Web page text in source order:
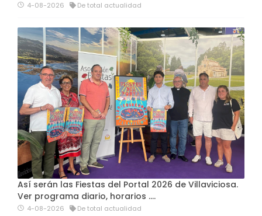
4-08-2026 De total actualidad
Así serán las Fiestas del Portal 2026 de Villaviciosa.
Ver programa diario, horarios ….
4-08-2026 De total actualidad